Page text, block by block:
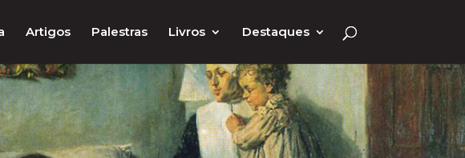
Artigos Palestras Livros Destaques